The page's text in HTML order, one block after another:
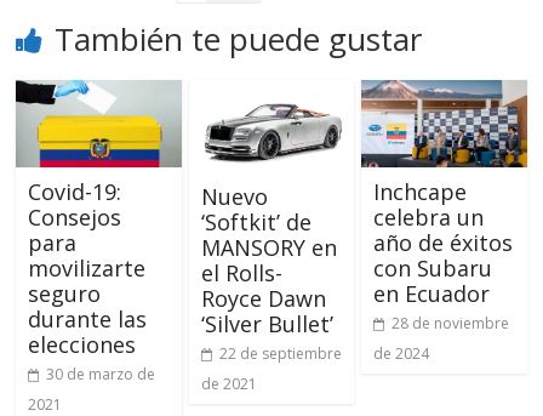
También te puede gustar
Covid-19:
Consejos
para
movilizarte
seguro
durante las
elecciones
30 de marzo de
2021
Nuevo
‘Softkit’ de
MANSORY en
el Rolls-
Royce Dawn
‘Silver Bullet’
22 de septiembre
de 2021
Inchcape
celebra un
año de éxitos
con Subaru
en Ecuador
28 de noviembre
de 2024